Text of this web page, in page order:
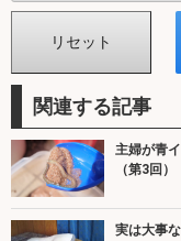
関連する記事
主婦が青
（第3回）
実は大事